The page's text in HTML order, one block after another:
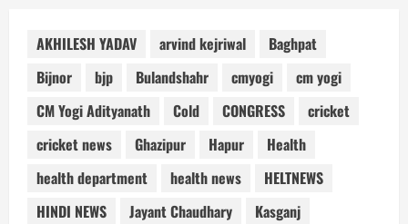
AKHILESH YADAV arvind kejriwal
Baghpat
Bijnor
bjp Bulandshahr cmyogi
cm yogi
CM Yogi Adityanath
Cold CONGRESS
cricket
cricket news
Ghazipur Hapur
Health
health department
health news
HELTNEWS
HINDI NEWS
Jayant Chaudhary
Kasganj